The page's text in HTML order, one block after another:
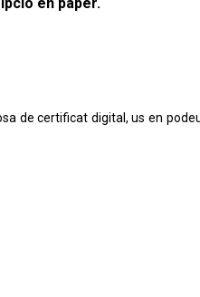
de certificat digital, us en